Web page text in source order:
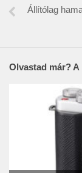
Állítólag
Olvastad már?